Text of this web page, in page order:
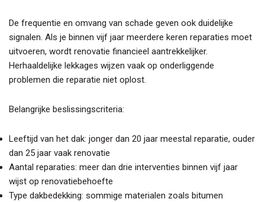
De frequentie en omvang van schade geven ook duidelijke
signalen. Als je binnen vijf jaar meerdere keren reparaties moet
uitvoeren, wordt renovatie financieel aantrekkelijker.
Herhaaldelijke lekkages wijzen vaak op onderliggende
problemen die reparatie niet oplost.
Belangrijke beslissingscriteria:
Leeftijd van het dak: jonger dan 20 jaar meestal reparatie, ouder
dan 25 jaar vaak renovatie
Aantal reparaties: meer dan drie interventies binnen vijf jaar
wijst op renovatiebehoefte
Type dakbedekking: sommige materialen zoals bitumen